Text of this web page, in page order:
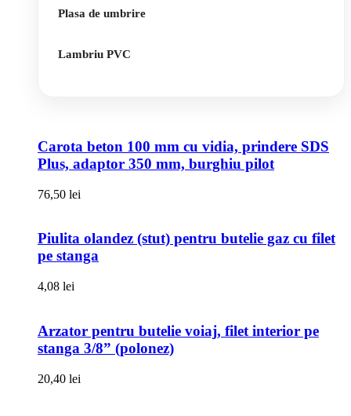
Plasa de umbrire
Lambriu PVC
Carota beton 100 mm cu vidia, prindere SDS
Plus, adaptor 350 mm, burghiu pilot
76,50 lei
Piulita olandez (stut) pentru butelie gaz cu filet
pe stanga
4,08 lei
Arzator pentru butelie voiaj, filet interior pe
stanga 3/8” (polonez)
20,40 lei